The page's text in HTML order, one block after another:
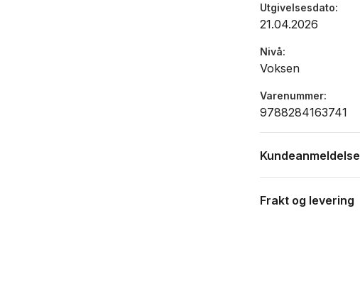
Utgivelsesdato
21.04.2026
Nivå
Voksen
Varenummer
9788284163741
Frakt og levering